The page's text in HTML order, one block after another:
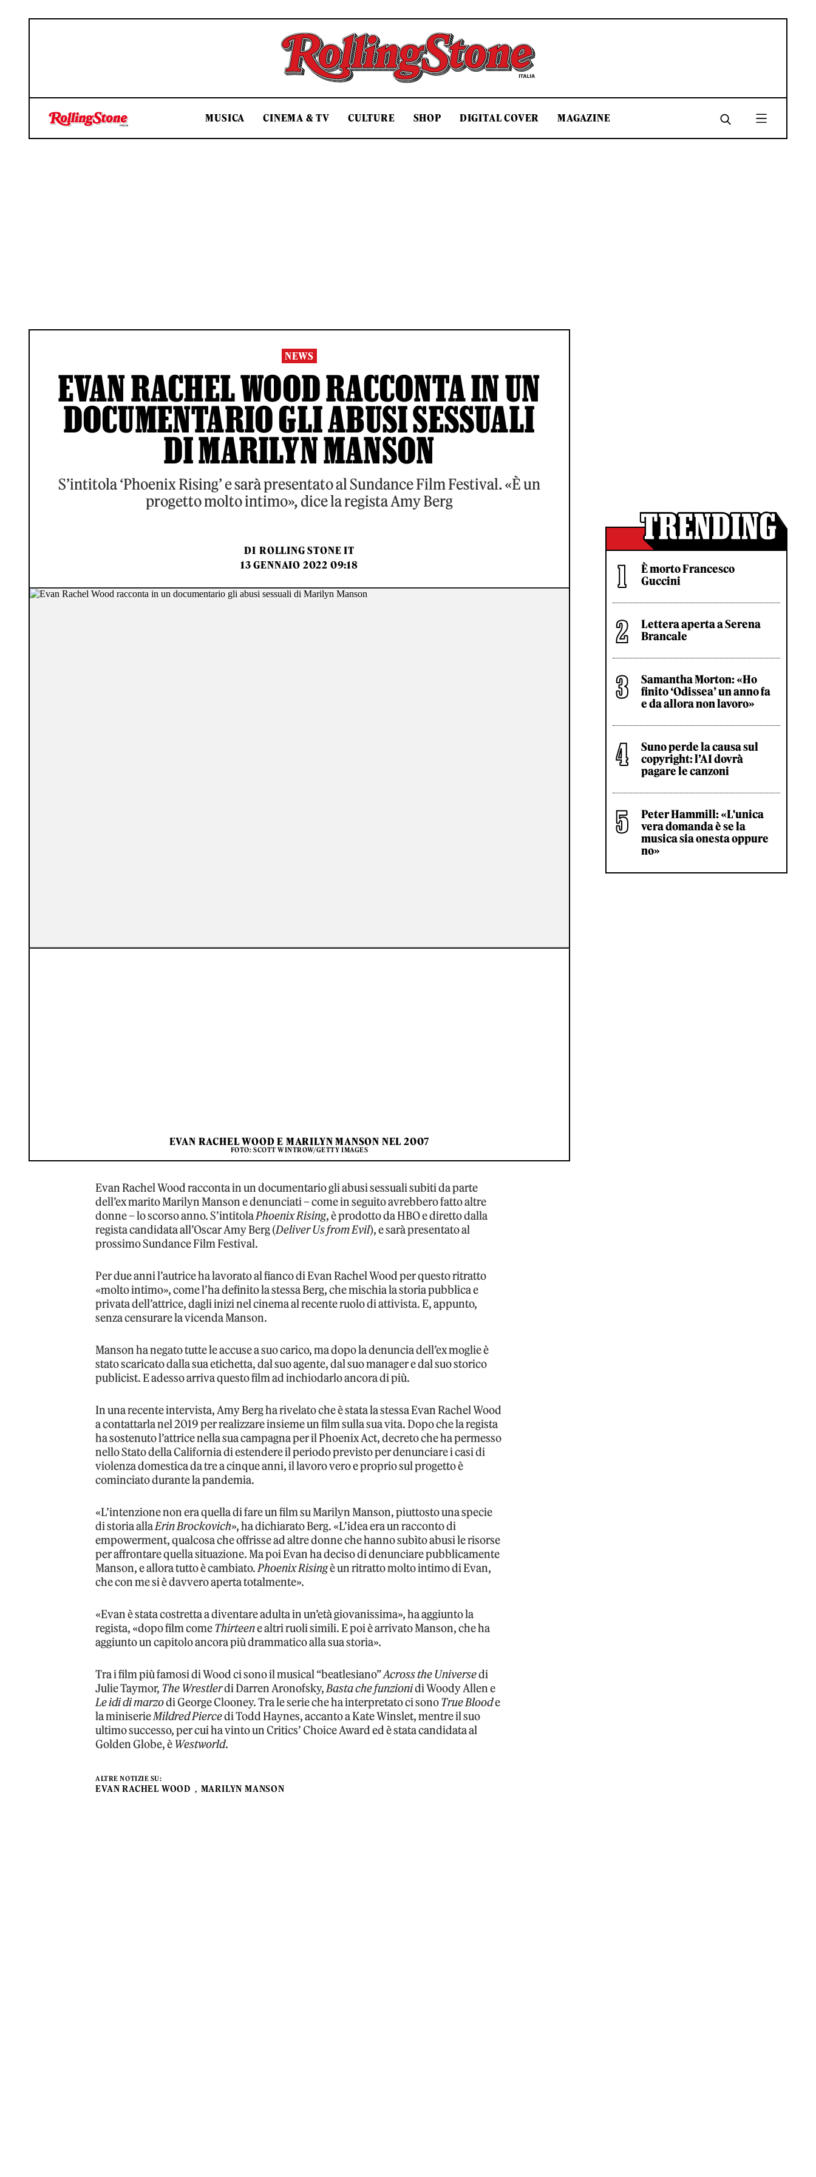
Rolling Stone Italia
MUSICA CINEMA & TV CULTURE SHOP DIGITAL COVER MAGAZINE
NEWS
EVAN RACHEL WOOD RACCONTA IN UN
DOCUMENTARIO GLI ABUSI SESSUALI
DI MARILYN MANSON
S’intitola ‘Phoenix Rising’ e sarà presentato al Sundance Film Festival. «È un
progetto molto intimo», dice la regista Amy Berg
DI ROLLING STONE IT
13 GENNAIO 2022 09:18
EVAN RACHEL WOOD E MARILYN MANSON NEL 2007
FOTO: SCOTT WINTROW/GETTY IMAGES
Evan Rachel Wood racconta in un documentario gli abusi sessuali subiti da parte
dell’ex marito Marilyn Manson e denunciati – come in seguito avrebbero fatto altre
donne – lo scorso anno. S’intitolaPhoenix Rising, è prodotto da HBO e diretto dalla
regista candidata all’Oscar Amy Berg (Deliver Us from Evil), e sarà presentato al
prossimo Sundance Film Festival.
Per due anni l’autrice ha lavorato al fianco di Evan Rachel Wood per questo ritratto
«molto intimo», come l’ha definito la stessa Berg, che mischia la storia pubblica e
privata dell’attrice, dagli inizi nel cinema al recente ruolo di attivista. E, appunto,
senza censurare la vicenda Manson.
Manson ha negato tutte le accuse a suo carico, ma dopo la denuncia dell’ex moglie è
stato scaricato dalla sua etichetta, dal suo agente, dal suo manager e dal suo storico
publicist. E adesso arriva questo film ad inchiodarlo ancora di più.
In una recente intervista, Amy Berg ha rivelato che è stata la stessa Evan Rachel Wood
a contattarla nel 2019 per realizzare insieme un film sulla sua vita. Dopo che la regista
ha sostenuto l’attrice nella sua campagna per il Phoenix Act, decreto che ha permesso
nello Stato della California di estendere il periodo previsto per denunciare i casi di
violenza domestica da tre a cinque anni, il lavoro vero e proprio sul progetto è
cominciato durante la pandemia.
«L’intenzione non era quella di fare un film su Marilyn Manson, piuttosto una specie
di storia allaErin Brockovich», ha dichiarato Berg. «L’idea era un racconto di
empowerment, qualcosa che offrisse ad altre donne che hanno subìto abusi le risorse
per affrontare quella situazione. Ma poi Evan ha deciso di denunciare pubblicamente
Manson, e allora tutto è cambiato.Phoenix Risingè un ritratto molto intimo di Evan,
che con me si è davvero aperta totalmente».
«Evan è stata costretta a diventare adulta in un’età giovanissima», ha aggiunto la
regista, «dopo film comeThirteene altri ruoli simili. E poi è arrivato Manson, che ha
aggiunto un capitolo ancora più drammatico alla sua storia».
Tra i film più famosi di Wood ci sono il musical “beatlesiano”Across the Universedi
Julie Taymor, The Wrestlerdi Darren Aronofsky,Basta che funzionidi Woody Allen e
Le idi di marzodi George Clooney. Tra le serie che ha interpretato ci sonoTrue Bloode
la miniserieMildred Piercedi Todd Haynes, accanto a Kate Winslet, mentre il suo
ultimo successo, per cui ha vinto un Critics’ Choice Award ed è stata candidata al
Golden Globe, è Westworld.
ALTRE NOTIZIE SU:
EVAN RACHEL WOOD MARILYN MANSON
È morto Francesco
Guccini
Lettera aperta a Serena
Brancale
Samantha Morton: «Ho
finito ‘Odissea’ un anno fa
e da allora non lavoro»
Suno perde la causa sul
copyright: l’AI dovrà
pagare le canzoni
Peter Hammill: «L'unica
vera domanda è se la
musica sia onesta oppure
no»